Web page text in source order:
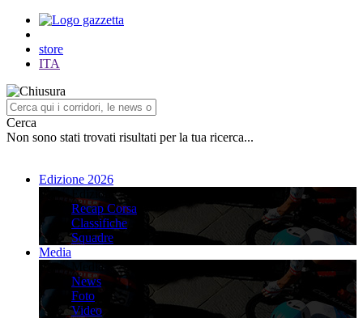
store
ITA
Cerca
Non sono stati trovati risultati per la tua ricerca...
Edizione 2026
Edizione 2026
Recap Corsa
Classifiche
Squadre
Media
Media
News
Foto
Video